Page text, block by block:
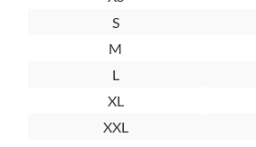
S
M
L
XL
XXL